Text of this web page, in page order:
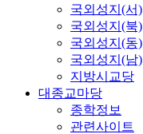
국외성지(서)
국외성지(북)
국외성지(동)
국외성지(남)
지방시교당
대종교마당
종학정보
관련사이트